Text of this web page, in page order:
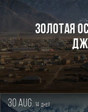
Золотая
30 aug. 14 дней